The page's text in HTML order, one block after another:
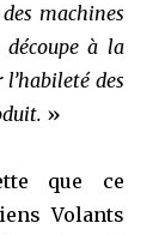
machines
à la
des
»
que ce
Volants